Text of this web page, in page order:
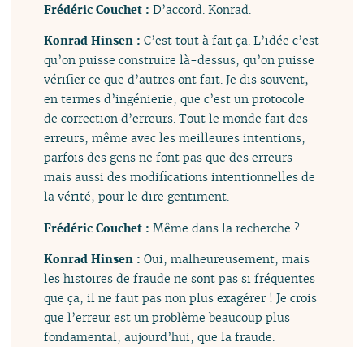
Frédéric Couchet :D’accord. Konrad.
Konrad Hinsen :C’est tout à fait ça. L’idée c’est
qu’on puisse construire là-dessus, qu’on puisse
vérifier ce que d’autres ont fait. Je dis souvent,
en termes d’ingénierie, que c’est un protocole
de correction d’erreurs. Tout le monde fait des
erreurs, même avec les meilleures intentions,
parfois des gens ne font pas que des erreurs
mais aussi des modifications intentionnelles de
la vérité, pour le dire gentiment.
Frédéric Couchet :Même dans la recherche ?
Konrad Hinsen :Oui, malheureusement, mais
les histoires de fraude ne sont pas si fréquentes
que ça, il ne faut pas non plus exagérer ! Je crois
que l’erreur est un problème beaucoup plus
fondamental, aujourd’hui, que la fraude.